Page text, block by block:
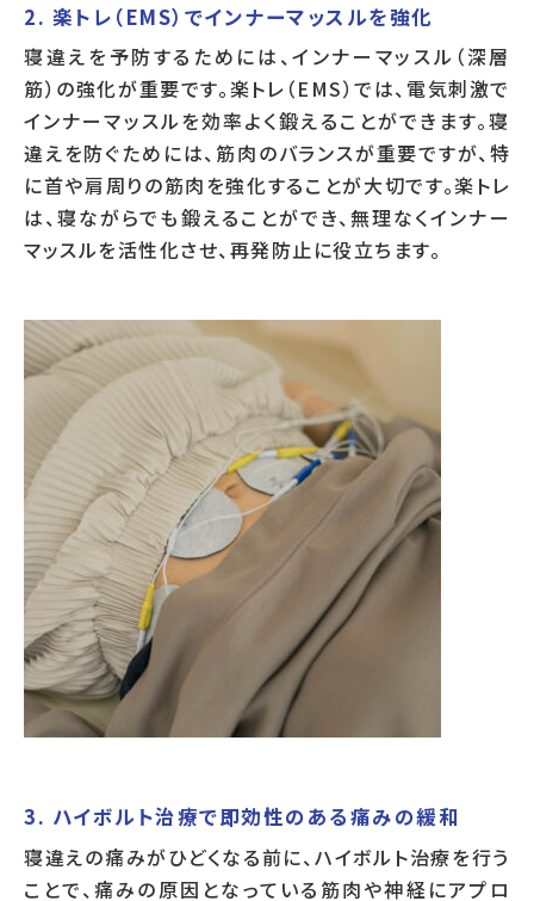
2. 楽トレ（EMS）でインナーマッスルを強化
寝違えを予防するためには、インナーマッスル（深層
筋）の強化が重要です。楽トレ（EMS）では、電気刺激で
インナーマッスルを効率よく鍛えることができます。寝
違えを防ぐためには、筋肉のバランスが重要ですが、特
に首や肩周りの筋肉を強化することが大切です。楽トレ
は、寝ながらでも鍛えることができ、無理なくインナー
マッスルを活性化させ、再発防止に役立ちます。
3. ハイボルト治療で即効性のある痛みの緩和
寝違えの痛みがひどくなる前に、ハイボルト治療を行う
ことで、痛みの原因となっている筋肉や神経にアプロ